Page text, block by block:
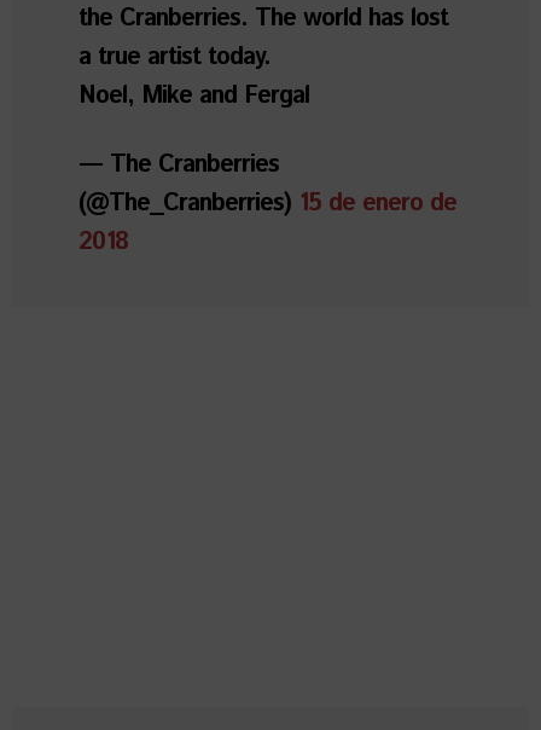
the Cranberries. The world has lost
a true artist today.
Noel, Mike and Fergal
— The Cranberries
(@The_Cranberries) 15 de enero de
2018